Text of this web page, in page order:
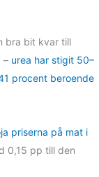
bra bit kvar till
– urea har stigit 50–
procent beroende
priserna på mat i
0,15 pp till den